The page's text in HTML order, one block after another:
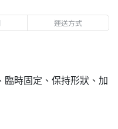
運送方式
臨時固定、保持形狀、加